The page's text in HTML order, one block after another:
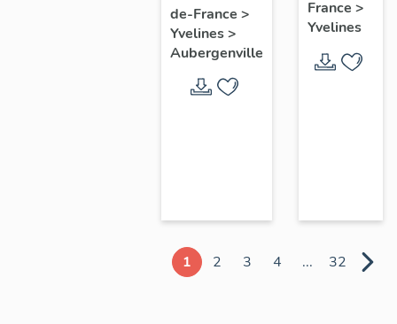
d'Elisabethville
de-France >
Yvelines>
Aubergenville
et
France >
Yvelines
1 2 3 4 ... 32